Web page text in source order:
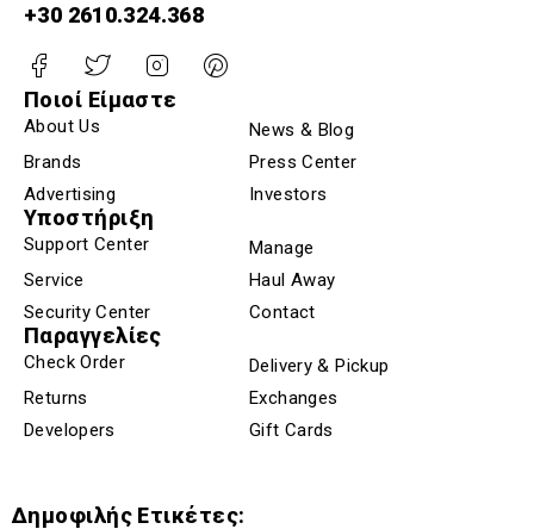
+30 2610.324.368
Ποιοί Είμαστε
About Us
News & Blog
Brands
Press Center
Advertising
Investors
Υποστήριξη
Support Center
Manage
Service
Haul Away
Security Center
Contact
Παραγγελίες
Check Order
Delivery & Pickup
Returns
Exchanges
Developers
Gift Cards
Δημοφιλής Ετικέτες: